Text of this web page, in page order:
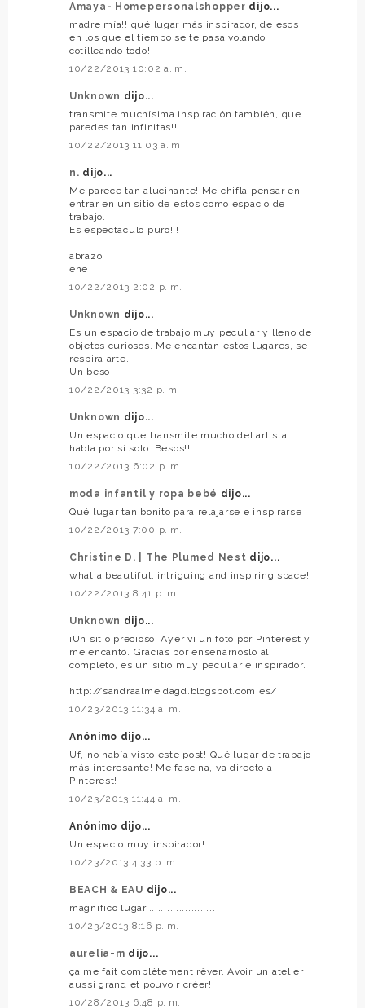
Amaya- Homepersonalshopper dijo...
madre mía!! qué lugar más inspirador, de esos
en los que el tiempo se te pasa volando
cotilleando todo!
10/22/2013 10:02 a. m.
Unknown dijo...
transmite muchísima inspiración también, que
paredes tan infinitas!!
10/22/2013 11:03 a. m.
n. dijo...
Me parece tan alucinante! Me chifla pensar en
entrar en un sitio de estos como espacio de
trabajo.
Es espectáculo puro!!!
abrazo!
ene
10/22/2013 2:02 p. m.
Unknown dijo...
Es un espacio de trabajo muy peculiar y lleno de
objetos curiosos. Me encantan estos lugares, se
respira arte.
Un beso
10/22/2013 3:32 p. m.
Unknown dijo...
Un espacio que transmite mucho del artista,
habla por sí solo. Besos!!
10/22/2013 6:02 p. m.
moda infantil y ropa bebé dijo...
Qué lugar tan bonito para relajarse e inspirarse
10/22/2013 7:00 p. m.
Christine D. | The Plumed Nest dijo...
what a beautiful, intriguing and inspiring space!
10/22/2013 8:41 p. m.
Unknown dijo...
¡Un sitio precioso! Ayer vi un foto por Pinterest y
me encantó. Gracias por enseñárnoslo al
completo, es un sitio muy peculiar e inspirador.
http://sandraalmeidagd.blogspot.com.es/
10/23/2013 11:34 a. m.
Anónimo dijo...
Uf, no había visto este post! Qué lugar de trabajo
más interesante! Me fascina, va directo a
Pinterest!
10/23/2013 11:44 a. m.
Anónimo dijo...
Un espacio muy inspirador!
10/23/2013 4:33 p. m.
BEACH & EAU dijo...
magnifico lugar.......................
10/23/2013 8:16 p. m.
aurelia-m dijo...
ça me fait complètement rêver. Avoir un atelier
aussi grand et pouvoir créer!
10/28/2013 6:48 p. m.